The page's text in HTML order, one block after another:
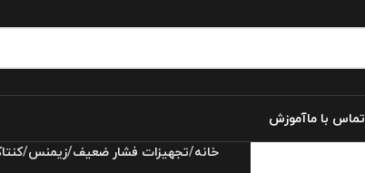
تماس با ماآموزش
خانه تجهیزات فشار ضعیف زیمنس